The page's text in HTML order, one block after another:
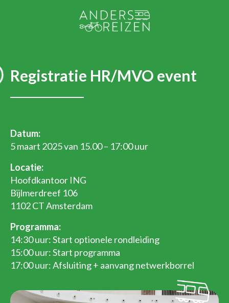
Registratie HR/MVO event
Datum:
5 maart 2025 van 15.00– 17:00 uur
Locatie:
Hoofdkantoor ING
Bijlmerdreef 106
1102 CT Amsterdam
Programma:
14:30 uur: Start optionele rondleiding
15:00 uur: Start programma
17:00 uur: Afsluiting + aanvang netwerkborrel